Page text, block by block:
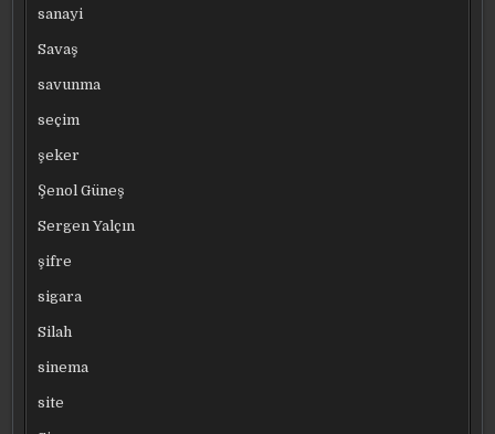
sanayi
Savaş
savunma
seçim
şeker
Şenol Güneş
Sergen Yalçın
şifre
sigara
Silah
sinema
site